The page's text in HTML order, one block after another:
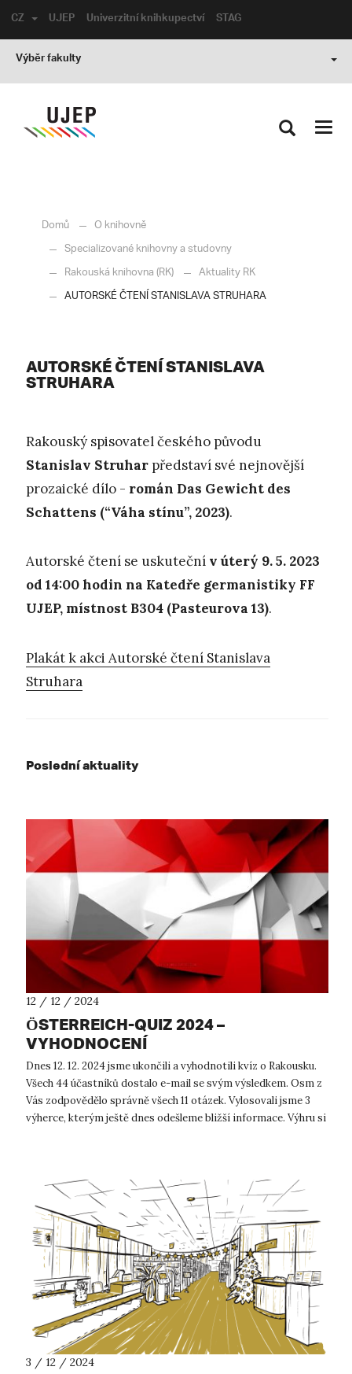
UJEP Univerzitní knihkupectví STAG
CZ
Výběr fakulty
Domů
O knihovně
Specializované knihovny a studovny
Rakouská knihovna (RK)
Aktuality RK
AUTORSKÉ ČTENÍ STANISLAVA STRUHARA
AUTORSKÉ ČTENÍ STANISLAVA
STRUHARA
Rakouský spisovatel českého původu
Stanislav Struhar představí své nejnovější
prozaické dílo - román Das Gewicht des
Schattens (“Váha stínu”, 2023).
Autorské čtení se uskuteční v úterý 9. 5. 2023
od 14:00 hodin na Katedře germanistiky FF
UJEP, místnost B304 (Pasteurova 13).
Plakát k akci Autorské čtení Stanislava
Struhara
Poslední aktuality
12 / 12 / 2024
ÖSTERREICH-QUIZ 2024 –
VYHODNOCENÍ
Dnes 12. 12. 2024 jsme ukončili a vyhodnotili kvíz o Rakousku.
Všech 44 účastníků dostalo e-mail se svým výsledkem. Osm z
Vás zodpovědělo správně všech 11 otázek. Vylosovali jsme 3
výherce, kterým ještě dnes odešleme bližší informace. Výhru si
3 / 12 / 2024